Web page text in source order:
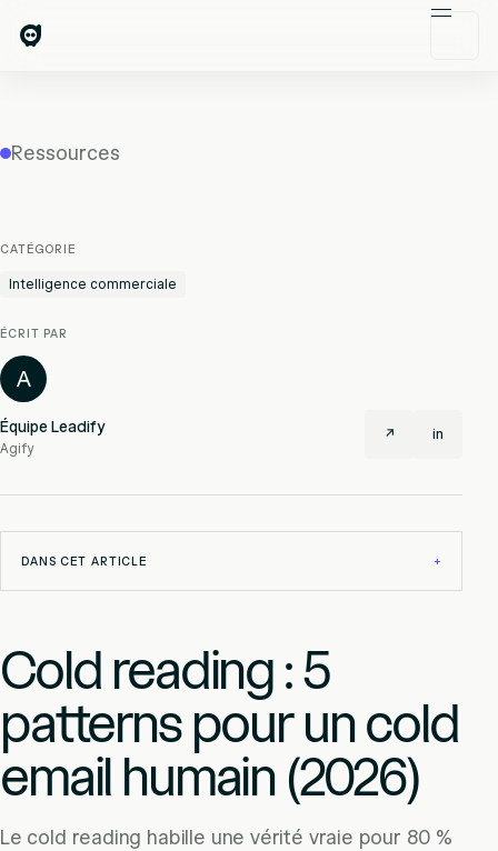
Ressources
CATÉGORIE
Intelligence commerciale
ÉCRIT PAR
A
Équipe Leadify
Agify
↗ in
DANS CET ARTICLE +
Cold reading : 5
patterns pour un cold
email humain (2026)
Le cold reading habille une vérité vraie pour 80 %